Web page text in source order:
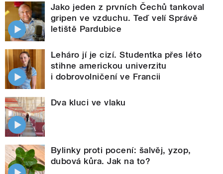
Jako jeden z prvních Čechů tankoval
gripen ve vzduchu. Teď velí Správě
letiště Pardubice
Leháro jí je cizí. Studentka přes léto
stihne americkou univerzitu
i dobrovolničení ve Francii
Dva kluci ve vlaku
Bylinky proti pocení: šalvěj, yzop,
dubová kůra. Jak na to?